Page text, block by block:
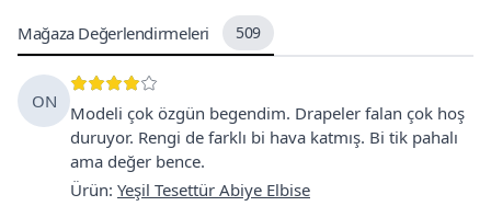
Mağaza Değerlendirmeleri 509
ON
Modeli çok özgün begendim. Drapeler falan çok hoş
duruyor. Rengi de farklı bi hava katmış. Bi tik pahalı
ama değer bence.
Ürün: Yeşil Tesettür Abiye Elbise